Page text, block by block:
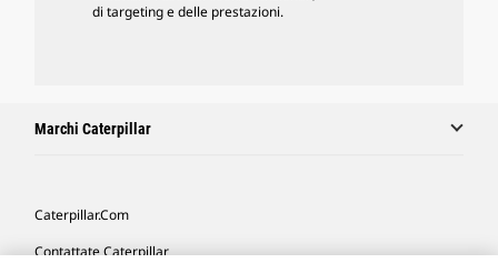
di targeting e delle prestazioni.
Marchi Caterpillar
Caterpillar.com
Contattate Caterpillar